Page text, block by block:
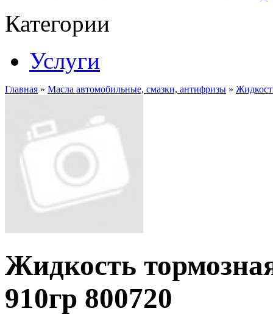
Категории
Услуги
Главная » Масла автомобильные, смазки, антифризы »
Жидкость
910гр 800720